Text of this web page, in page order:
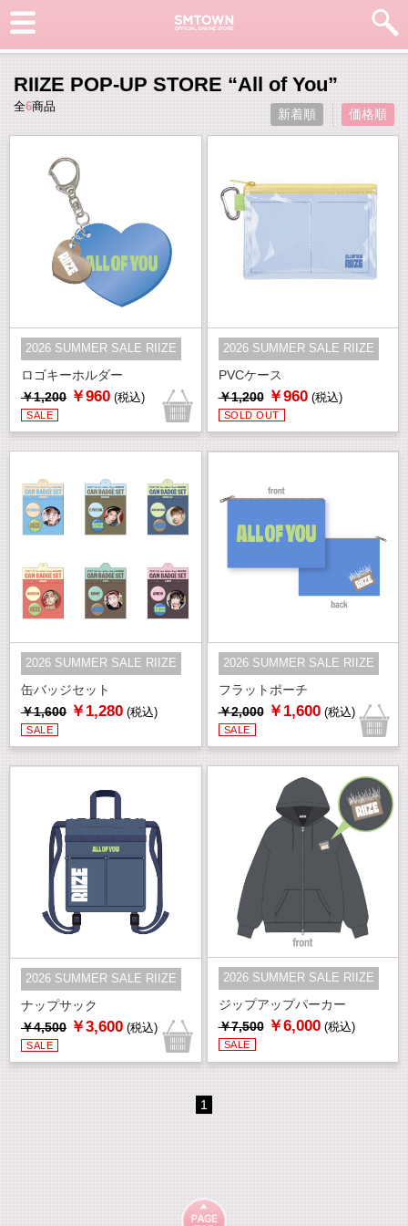
RIIZE POP-UP STORE “All of You”
全6商品 新着順 価格順
ロゴキーホルダー
2026 SUMMER SALE RIIZE
￥1,200 ￥960 (税込)
SALE
PVCケース
2026 SUMMER SALE RIIZE
￥1,200 ￥960 (税込)
SOLD OUT
缶バッジセット
2026 SUMMER SALE RIIZE
￥1,600 ￥1,280 (税込)
SALE
フラットポーチ
2026 SUMMER SALE RIIZE
￥2,000 ￥1,600 (税込)
SALE
ナップサック
2026 SUMMER SALE RIIZE
￥4,500 ￥3,600 (税込)
SALE
ジップアップパーカー
2026 SUMMER SALE RIIZE
￥7,500 ￥6,000 (税込)
SALE
1